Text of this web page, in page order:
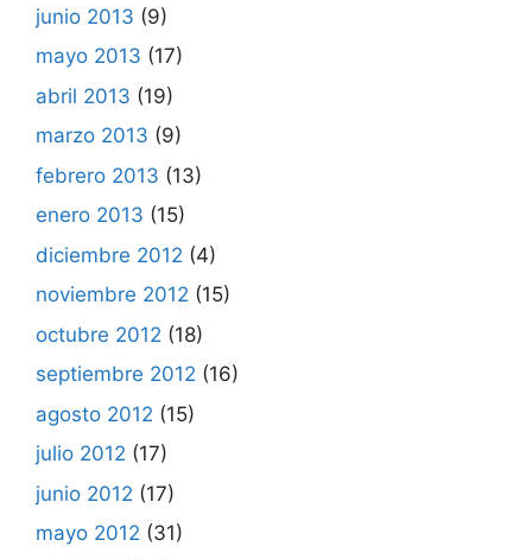
junio 2013 (9)
mayo 2013 (17)
abril 2013 (19)
marzo 2013 (9)
febrero 2013 (13)
enero 2013 (15)
diciembre 2012 (4)
noviembre 2012 (15)
octubre 2012 (18)
septiembre 2012 (16)
agosto 2012 (15)
julio 2012 (17)
junio 2012 (17)
mayo 2012 (31)